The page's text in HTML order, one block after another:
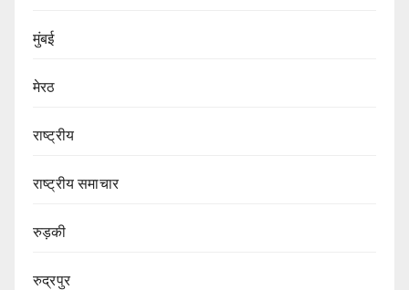
मुंबई
मेरठ
राष्ट्रीय
राष्ट्रीय समाचार
रुड़की
रुद्रपुर